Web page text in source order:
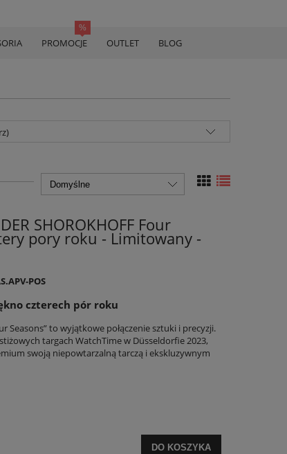
PROMOCJE OUTLET BLOG
SHOROKHOFF Four
pory roku - Limitowany -
POS
czterech pór roku
Seasons” to wyjątkowe połączenie sztuki i precyzji.
targach WatchTime w Düsseldorfie 2023,
swoją niepowtarzalną tarczą i ekskluzywnym
DO KOSZYKA